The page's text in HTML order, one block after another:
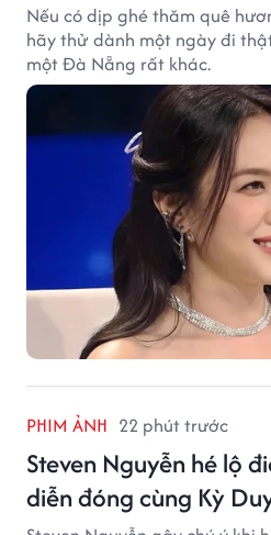
Nếu có dịp ghé thăm quê
hãy thử dành một ngày đi
một Đà Nẵng rất khác.
PHIM ẢNH 22 phút trước
Steven Nguyễn hé lộ
diễn đóng cùng Kỳ